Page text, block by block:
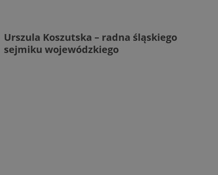
Urszula Koszutska – radna śląskiego
sejmiku wojewódzkiego